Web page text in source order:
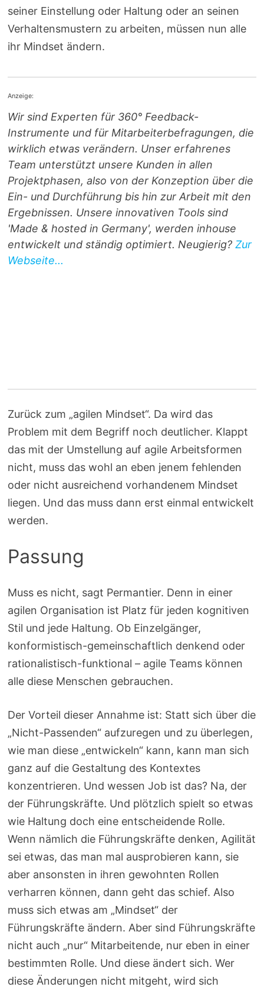
seiner Einstellung oder Haltung oder an seinen
Verhaltensmustern zu arbeiten, müssen nun alle
ihr Mindset ändern.
Anzeige:
Wir sind Experten für 360° Feedback-
Instrumente und für Mitarbeiterbefragungen, die
wirklich etwas verändern. Unser erfahrenes
Team unterstützt unsere Kunden in allen
Projektphasen, also von der Konzeption über die
Ein- und Durchführung bis hin zur Arbeit mit den
Ergebnissen. Unsere innovativen Tools sind
'Made & hosted in Germany', werden inhouse
entwickelt und ständig optimiert. Neugierig?Zur
Webseite...
Zurück zum „agilen Mindset“. Da wird das
Problem mit dem Begriff noch deutlicher. Klappt
das mit der Umstellung auf agile Arbeitsformen
nicht, muss das wohl an eben jenem fehlenden
oder nicht ausreichend vorhandenem Mindset
liegen. Und das muss dann erst einmal entwickelt
werden.
Passung
Muss es nicht, sagt Permantier. Denn in einer
agilen Organisation ist Platz für jeden kognitiven
Stil und jede Haltung. Ob Einzelgänger,
konformistisch-gemeinschaftlich denkend oder
rationalistisch-funktional – agile Teams können
alle diese Menschen gebrauchen.
Der Vorteil dieser Annahme ist: Statt sich über die
„Nicht-Passenden“ aufzuregen und zu überlegen,
wie man diese „entwickeln“ kann, kann man sich
ganz auf die Gestaltung des Kontextes
konzentrieren. Und wessen Job ist das? Na, der
der Führungskräfte. Und plötzlich spielt so etwas
wie Haltung doch eine entscheidende Rolle.
Wenn nämlich die Führungskräfte denken, Agilität
sei etwas, das man mal ausprobieren kann, sie
aber ansonsten in ihren gewohnten Rollen
verharren können, dann geht das schief. Also
muss sich etwas am „Mindset“ der
Führungskräfte ändern. Aber sind Führungskräfte
nicht auch „nur“ Mitarbeitende, nur eben in einer
bestimmten Rolle. Und diese ändert sich. Wer
diese Änderungen nicht mitgeht, wird sich